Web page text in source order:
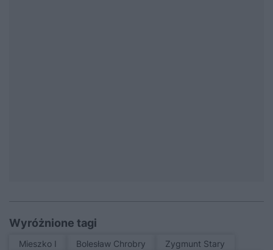
Wyróżnione tagi
Mieszko I Bolesław Chrobry
Zygmunt Stary